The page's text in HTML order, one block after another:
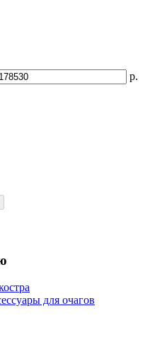
р.
для очагов